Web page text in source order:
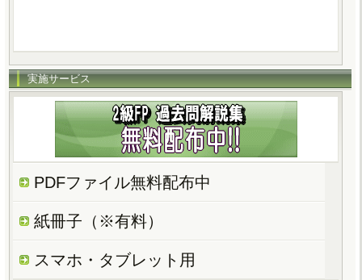
実施サービス
PDFファイル無料配布中
紙冊子（※有料）
スマホ・タブレット用